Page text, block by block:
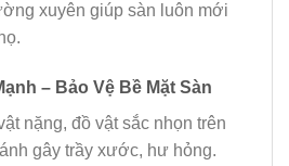
xuyên giúp sàn luôn mới
– Bảo Vệ Bề Mặt Sàn
nặng, đồ vật sắc nhọn trên
gây trầy xước, hư hỏng.